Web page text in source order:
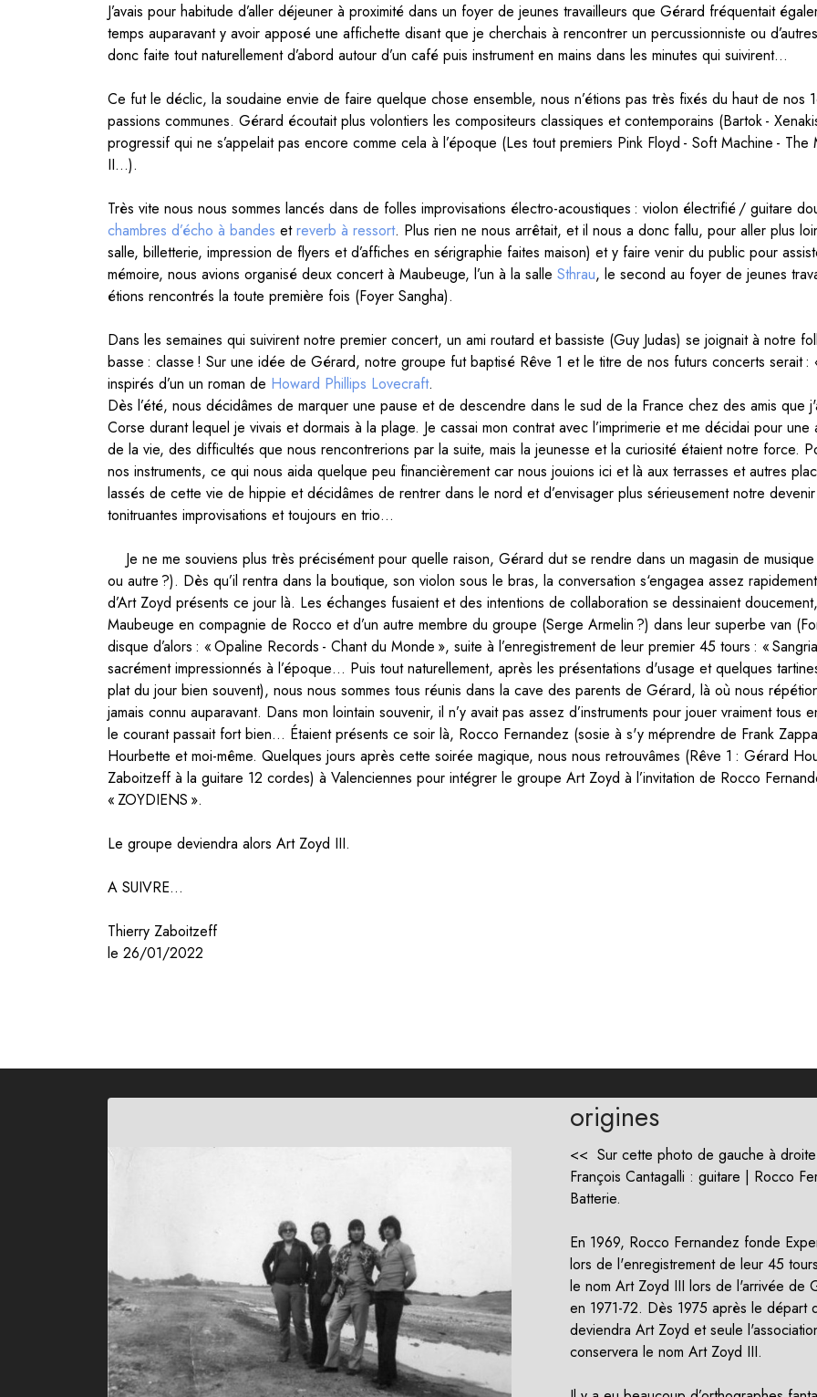
J’avais pour habitude d’aller déjeuner à proximité dans un foyer de jeunes travailleurs que Gérard fréquentait
temps auparavant y avoir apposé une affichette disant que je cherchais à rencontrer un percussionniste ou
donc faite tout naturellement d’abord autour d’un café puis instrument en mains dans les minutes qui suivirent…
Ce fut le déclic, la soudaine envie de faire quelque chose ensemble, nous n’étions pas très fixés du haut de nos
passions communes. Gérard écoutait plus volontiers les compositeurs classiques et contemporains (Bartok -
progressif qui ne s’appelait pas encore comme cela à l’époque (Les tout premiers Pink Floyd - Soft Machine -
II…).
Très vite nous nous sommes lancés dans de folles improvisations électro-acoustiques : violon électrifié / guitare
chambres d’écho à bandes etreverb à ressort. Plus rien ne nous arrêtait, et il nous a donc fallu, pour aller plus
salle, billetterie, impression de flyers et d’affiches en sérigraphie faites maison) et y faire venir du public pour
mémoire, nous avions organisé deux concert à Maubeuge, l’un à la salle Sthrau, le second au foyer de jeunes
étions rencontrés la toute première fois (Foyer Sangha).
Dans les semaines qui suivirent notre premier concert, un ami routard et bassiste (Guy Judas) se joignait à notre
basse : classe ! Sur une idée de Gérard, notre groupe fut baptisé Rêve 1 et le titre de nos futurs concerts serait
inspirés d’un un roman de Howard Phillips Lovecraft.
Dès l’été, nous décidâmes de marquer une pause et de descendre dans le sud de la France chez des amis que
Corse durant lequel je vivais et dormais à la plage. Je cassai mon contrat avec l’imprimerie et me décidai pour
de la vie, des difficultés que nous rencontrerions par la suite, mais la jeunesse et la curiosité étaient notre force.
nos instruments, ce qui nous aida quelque peu financièrement car nous jouions ici et là aux terrasses et autres
lassés de cette vie de hippie et décidâmes de rentrer dans le nord et d’envisager plus sérieusement notre
tonitruantes improvisations et toujours en trio…
Je ne me souviens plus très précisément pour quelle raison, Gérard dut se rendre dans un magasin de
ou autre ?). Dès qu’il rentra dans la boutique, son violon sous le bras, la conversation s‘engagea assez
d’Art Zoyd présents ce jour là. Les échanges fusaient et des intentions de collaboration se dessinaient
Maubeuge en compagnie de Rocco et d’un autre membre du groupe (Serge Armelin ?) dans leur superbe van
disque d’alors : « Opaline Records - Chant du Monde », suite à l’enregistrement de leur premier 45 tours : «
sacrément impressionnés à l’époque… Puis tout naturellement, après les présentations d'usage et quelques
plat du jour bien souvent), nous nous sommes tous réunis dans la cave des parents de Gérard, là où nous
jamais connu auparavant. Dans mon lointain souvenir, il n’y avait pas assez d’instruments pour jouer vraiment
le courant passait fort bien… Étaient présents ce soir là, Rocco Fernandez (sosie à s'y méprendre de Frank
Hourbette et moi-même. Quelques jours après cette soirée magique, nous nous retrouvâmes (Rêve 1 : Gérard
Zaboitzeff à la guitare 12 cordes) à Valenciennes pour intégrer le groupe Art Zoyd à l’invitation de Rocco
« ZOYDIENS ».
Le groupe deviendra alors Art Zoyd III.
A SUIVRE...
Thierry Zaboitzeff
le 26/01/2022
origines
<< Sur cette photo de gauche à
François Cantagalli : guitare | Rocco
Batterie.
En 1969, Rocco Fernandez fonde
lors de l'enregistrement de leur 45
le nom Art Zoyd III lors de l'arrivée de
en 1971-72. Dès 1975 après le
deviendra Art Zoyd et seule
conservera le nom Art Zoyd III.